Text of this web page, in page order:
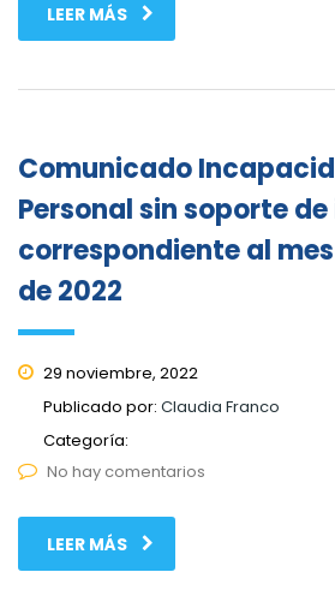
LEER MÁS
Comunicado
Personal sin soporte
correspondiente al
de 2022
29 noviembre, 2022
Publicado por: Claudia Franco
Categoría:
No hay comentarios
LEER MÁS